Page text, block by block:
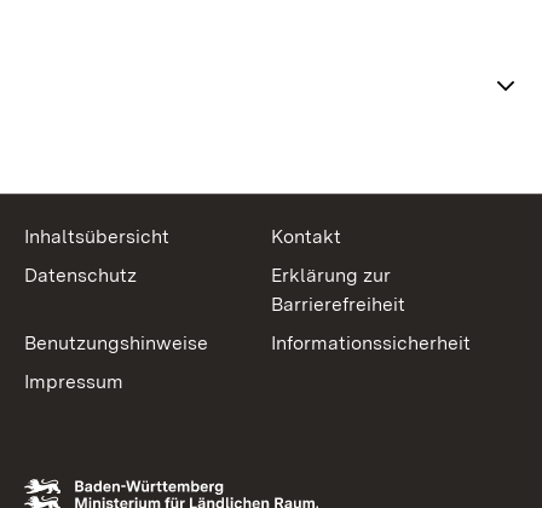
Inhaltsübersicht
Kontakt
Datenschutz
Erklärung zur
Barrierefreiheit
Benutzungshinweise
Informationssicherheit
Impressum